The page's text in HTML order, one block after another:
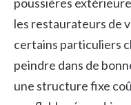
les restaurateurs de
certains particuliers
peindre dans de
une structure fixe